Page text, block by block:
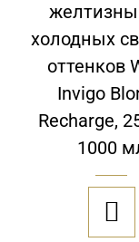
холодных
оттенков
Invigo
Recharge,
1000
